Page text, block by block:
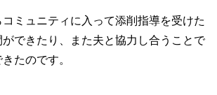
ミュニティに入って添削指導を受けた
ができたり、また夫と協力し合うことで
たのです。